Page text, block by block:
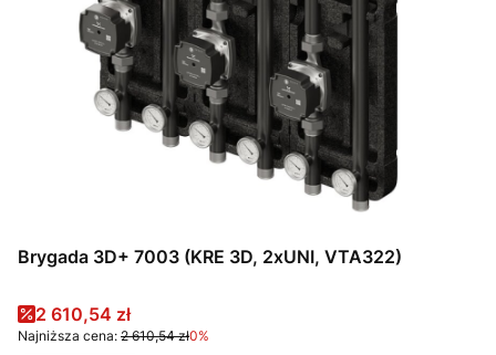
Brygada 3D+ 7003 (KRE 3D, 2xUNI, VTA322)
Cena promocyjna
2 610,54 zł
Najniższa cena: 2 610,54 zł0%